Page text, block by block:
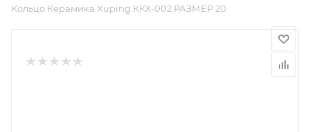
Кольцо Керамика Xuping ККХ-002 РАЗМЕР 20